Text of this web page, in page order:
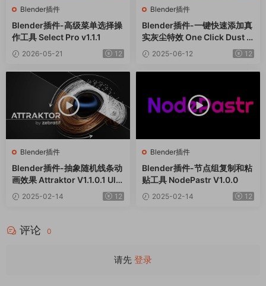
Blender插件
Blender插件-高级菜单选择操
作工具 Select Pro v1.1.1
2026-05-21 12
Blender插件
Blender插件-一键快速添加真
实灰尘特效 One Click Dust V
1.0.02025-06-12 12
Blender插件
Blender插件-抽象随机线条动
画效果 Attraktor V1.1.0.1 Ulti
mate2025-02-14 12
Blender插件
Blender插件-节点组复制和粘
贴工具 NodePastr V1.0.0
2025-02-14 12
评论 0
请先 登录